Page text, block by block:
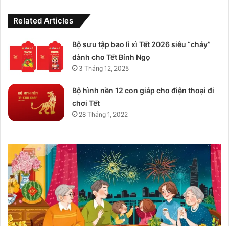
Related Articles
Bộ sưu tập bao lì xì Tết 2026 siêu “cháy”
dành cho Tết Bính Ngọ
3 Tháng 12, 2025
Bộ hình nền 12 con giáp cho điện thoại đi
chơi Tết
28 Tháng 1, 2022